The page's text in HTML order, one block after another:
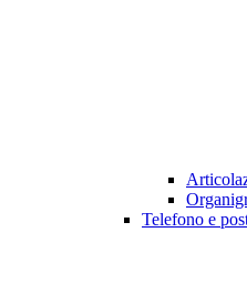
Telefono e